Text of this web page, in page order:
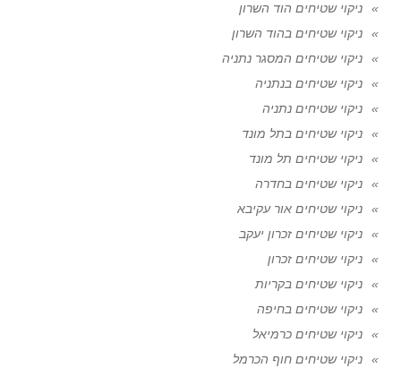
ניקוי שטיחים הוד השרון
ניקוי שטיחים בהוד השרון
ניקוי שטיחים המסגר נתניה
ניקוי שטיחים בנתניה
ניקוי שטיחים נתניה
ניקוי שטיחים בתל מונד
ניקוי שטיחים תל מונד
ניקוי שטיחים בחדרה
ניקוי שטיחים אור עקיבא
ניקוי שטיחים זכרון יעקב
ניקוי שטיחים זכרון
ניקוי שטיחים בקריות
ניקוי שטיחים בחיפה
ניקוי שטיחים כרמיאל
ניקוי שטיחים חוף הכרמל